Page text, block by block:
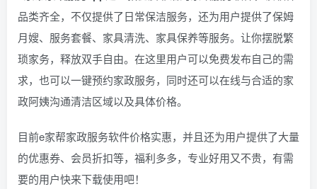
品类齐全，不仅提供了日常保洁服务，还为用户提供了保姆
月嫂、服务套餐、家具清洗、家具保养等服务。让你摆脱繁
琐家务，释放双手自由。在这里用户可以免费发布自己的需
求，也可以一键预约家政服务，同时还可以在线与合适的家
政阿姨沟通清洁区域以及具体价格。
目前e家帮家政服务软件价格实惠，并且还为用户提供了大量
的优惠券、会员折扣等，福利多多，专业好用又不贵，有需
要的用户快来下载使用吧！